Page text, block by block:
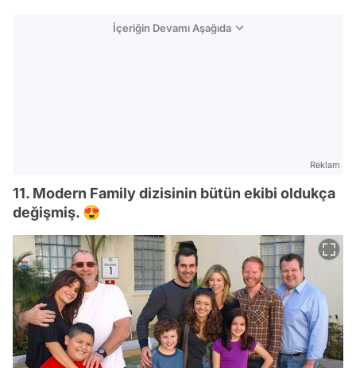
İçeriğin Devamı Aşağıda
Reklam
11. Modern Family dizisinin bütün ekibi oldukça
değişmiş. 😍